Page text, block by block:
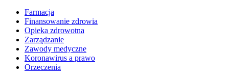
Farmacja
Finansowanie zdrowia
Opieka zdrowotna
Zarządzanie
Zawody medyczne
Koronawirus a prawo
Orzeczenia